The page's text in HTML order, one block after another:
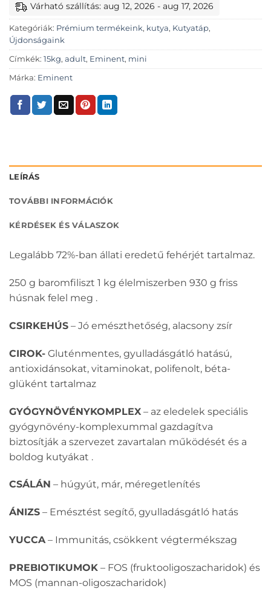
Várható szállítás: aug 12, 2026 - aug 17, 2026
Kategóriák: Prémium termékeink, kutya, Kutyatáp,
Újdonságaink
Címkék: 15kg, adult, Eminent, mini
Márka: Eminent
LEÍRÁS
TOVÁBBI INFORMÁCIÓK
KÉRDÉSEK ÉS VÁLASZOK
Legalább 72%-ban állati eredetű fehérjét tartalmaz.
250 g baromfiliszt 1 kg élelmiszerben 930 g friss
húsnak felel meg .
CSIRKEHÚS – Jó emészthetőség, alacsony zsír
CIROK- Gluténmentes, gyulladásgátló hatású,
antioxidánsokat, vitaminokat, polifenolt, béta-
glüként tartalmaz
GYÓGYNÖVÉNYKOMPLEX – az eledelek speciális
gyógynövény-komplexummal gazdagítva
biztosítják a szervezet zavartalan működését és a
boldog kutyákat .
CSÁLÁN – húgyút, már, méregetlenítés
ÁNIZS – Emésztést segítő, gyulladásgátló hatás
YUCCA– Immunitás, csökkent végtermékszag
PREBIOTIKUMOK – FOS (fruktooligoszacharidok) és
MOS (mannan-oligoszacharidok)